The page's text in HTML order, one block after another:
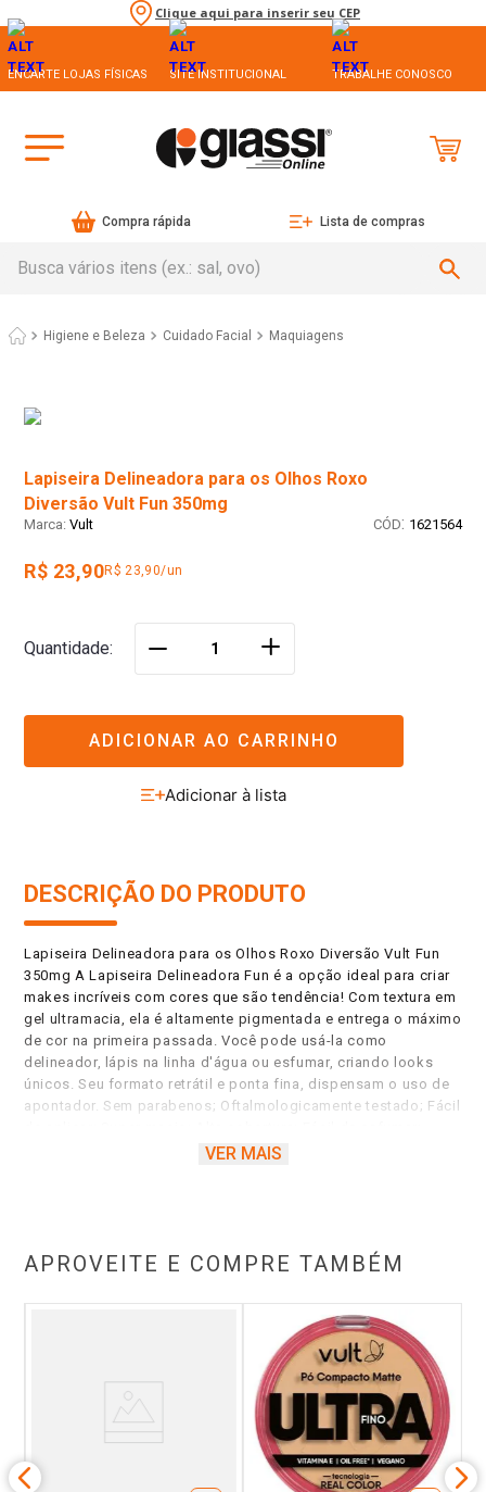
Clique aqui para inserir seu CEP
ENCARTE LOJAS FÍSICAS SITE INSTITUCIONAL TRABALHE CONOSCO
Compra rápida Lista de compras
Higiene e Beleza Cuidado Facial Maquiagens
Lapiseira Delineadora para os Olhos Roxo
Diversão Vult Fun 350mg
Vult : 1621564
R$ 23,90R$ 23,90/un
Quantidade ＋
ADICIONAR AO CARRINHO
DESCRIÇÃO DO PRODUTO
Lapiseira Delineadora para os Olhos Roxo Diversão Vult Fun
350mg A Lapiseira Delineadora Fun é a opção ideal para criar
makes incríveis com cores que são tendência! Com textura em
gel ultramacia, ela é altamente pigmentada e entrega o máximo
de cor na primeira passada. Você pode usá-la como
delineador, lápis na linha d'água ou esfumar, criando looks
únicos. Seu formato retrátil e ponta fina, dispensam o uso de
apontador. Sem parabenos; Oftalmologicamente testado; Fácil
Cores intensa e altamente pigmentadas; Textura em gel; Alta
VER MAIS
APROVEITE E COMPRE TAMBÉM